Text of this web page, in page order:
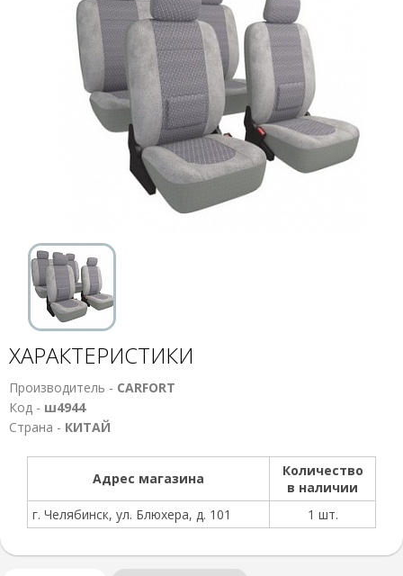
ХАРАКТЕРИСТИКИ
Производитель - CARFORT
Код - ш4944
Страна - КИТАЙ
Адрес магазина
Количество
в наличии
г. Челябинск, ул. Блюхера, д. 101
1 шт.